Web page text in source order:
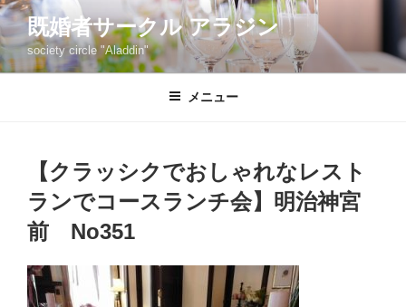
コ
ン
テ
ン
既婚者サークル アラジン
society circle "Aladdin"
メニュー
【クラッシクでおしゃれなレスト
ランでコースランチ会】明治神宮
前 No351